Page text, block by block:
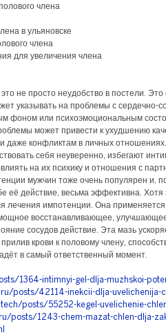
члена
в ульяновске
члена
для увеличения члена
не просто неудобство в постели. Это
указывать на проблемы с сердечно-
фоном или психоэмоциональным
может привести к ухудшению
даже конфликтам в личных
себя неуверенно, избегают
на их психику и отношения с
мужчин тоже очень популярен и,
её действие, весьма эффективна. Хотя
лечения импотенции. Она
восстанавливающее,
сосудов действие. Эта мазь
крови к половому члену,
в самый ответственный момент.
1364-intimnyi-gel-dlja-muzhskoi-
posts/42114-inekcii-dlja-uvelichenija-
posts/55252-kegel-uvelichenie-
posts/1243-chem-mazat-chlen-dlja-